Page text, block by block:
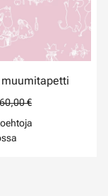
60,00 €